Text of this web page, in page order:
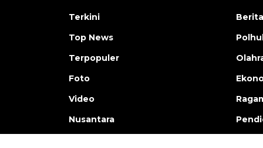
Terkini
Top News
Terpopuler
Foto
Video
Nusantara